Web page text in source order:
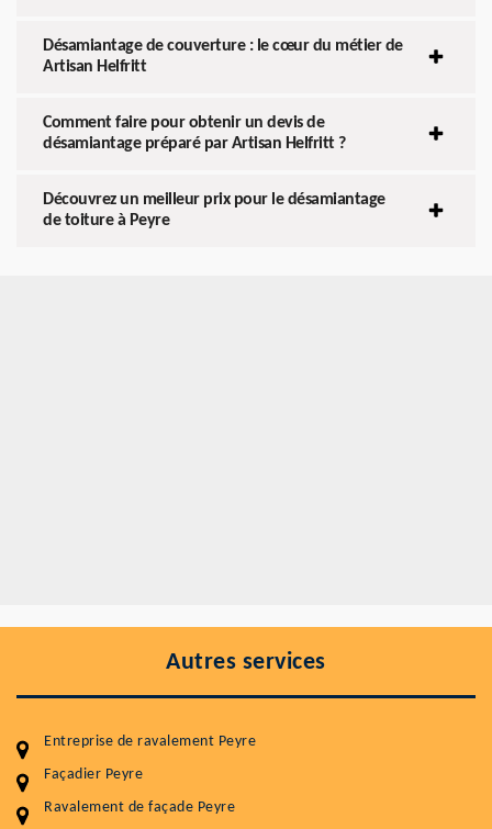
Désamiantage de couverture : le cœur du métier de
Artisan Helfritt
Comment faire pour obtenir un devis de
désamiantage préparé par Artisan Helfritt ?
Découvrez un meilleur prix pour le désamiantage
de toiture à Peyre
Autres services
Entreprise de ravalement Peyre
Façadier Peyre
Ravalement de façade Peyre
Entretenir votre toiture, c'est préserver sa